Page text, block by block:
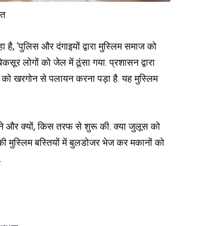
‘पुलिस और दंगाइयों द्वारा मुस्लिम समाज को
लोगों को जेल में ठूंसा गया. प्रशासन द्वारा
खरगोन से पलायन करना पड़ा है. यह मुस्लिम
और क्यों, किस तरफ से शुरू की. क्या जुलूस को
बस्तियों में बुलडोजर भेज कर मकानों को